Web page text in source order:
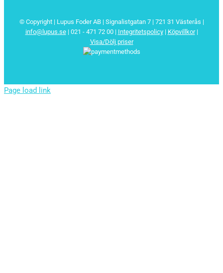
© Copyright | Lupus Foder AB | Signalistgatan 7 | 721 31 Västerås |
info@lupus.se| 021 - 471 72 00 | Integritetspolicy| Köpvillkor|
Visa/Dölj priser
Page load link